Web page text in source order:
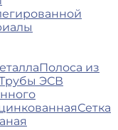
Полоса из
ЭСВ
Сетка